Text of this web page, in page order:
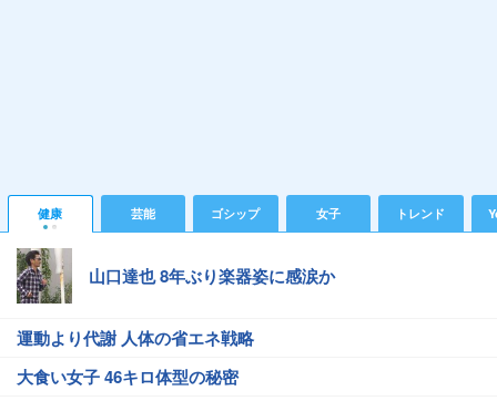
健康 芸能 ゴシップ 女子 トレンド
山口達也 8年ぶり楽器姿に感涙か
運動より代謝 人体の省エネ戦略
大食い女子 46キロ体型の秘密